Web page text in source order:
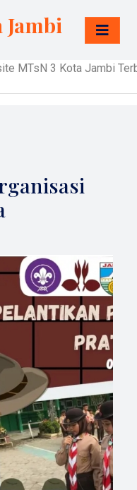
Jambi
Jambi Terbuka